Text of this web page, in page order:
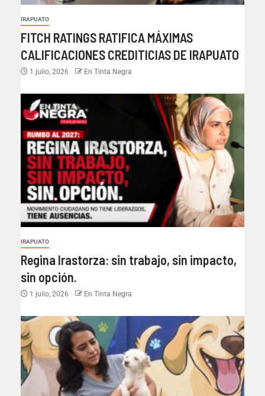
IRAPUATO
FITCH RATINGS RATIFICA MÁXIMAS
CALIFICACIONES CREDITICIAS DE IRAPUATO
1 julio, 2026 En Tinta Negra
IRAPUATO
Regina Irastorza: sin trabajo, sin impacto,
sin opción.
1 julio, 2026 En Tinta Negra